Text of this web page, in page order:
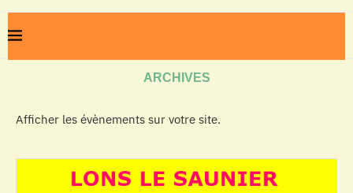
ARCHIVES
Afficher les évènements sur votre site.